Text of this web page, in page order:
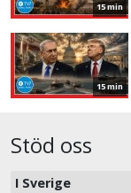
15 min
15 min
Stöd oss
I Sverige